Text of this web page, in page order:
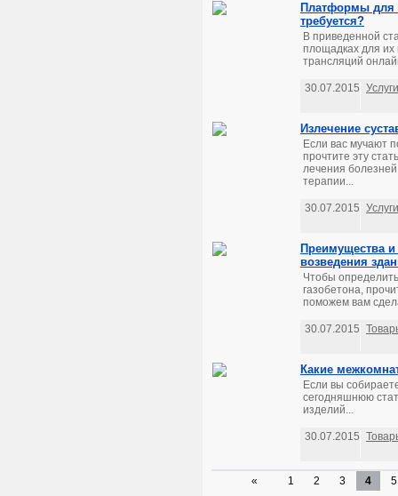
Платформы для
требуется?
В приведенной
площадках для их
трансляций
30.07.2015 Услуги
Излечение
Если вас мучают
прочтите эту
лечения
терапии...
30.07.2015 Услуги
Преимущества и
возведения
Чтобы
газобетона,
поможем вам
30.07.2015
Какие
Если вы
сегодняшнюю
изделий...
30.07.2015
« 1 2 3 4 5